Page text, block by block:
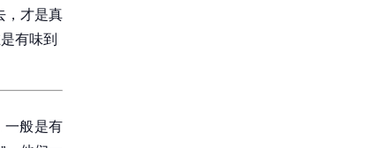
，才是真
有味到
一般是有